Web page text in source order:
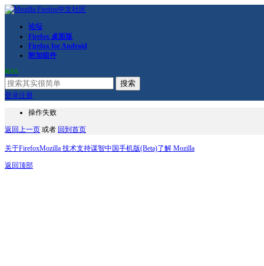
论坛
Firefox 桌面版
Firefox for Android
附加组件
RSS
搜索
登录注册
操作失败
返回上一页 或者 回到首页
关于FirefoxMozilla 技术支持谋智中国手机版(Beta)了解 Mozilla
返回顶部